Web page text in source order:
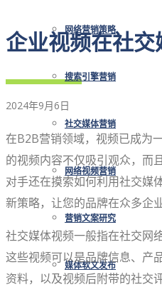
网络营销策略
搜索引擎营销
社交媒体营销
网络视频营销
营销文案研究
媒体软文发布
企业视频在社
2024年9月6日
在B2B营销领域，视频已成为
的视频内容不仅吸引观众，而
对手还在摸索如何利用社交媒
新策略，让您的品牌在众多企
社交媒体视频一般指在社交网
这些视频可以是品牌信息、产
资料，以及视频后附带的社交评